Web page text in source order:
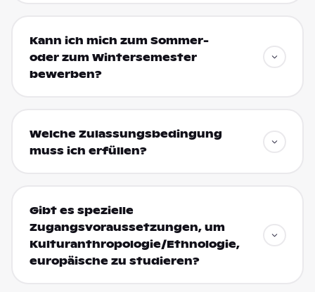
Kann ich mich zum Sommer-
oder zum Wintersemester
bewerben?
Welche Zulassungsbedingung
muss ich erfüllen?
Gibt es spezielle
Zugangsvoraussetzungen, um
Kulturanthropologie/Ethnologie,
europäische zu studieren?